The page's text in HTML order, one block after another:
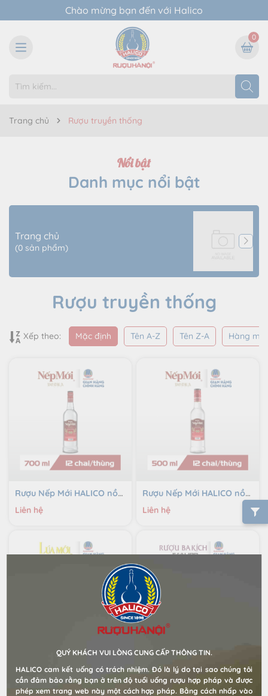
Chào mừng bạn đến với Halico
0
Trang chủ Rượu truyền thống
Nổi bật
Danh mục nổi bật
Trang chủ
(0 sản phẩm)
Rượu truyền thống
Xếp theo: Mặc định Tên A-Z Tên Z-A Hàng mới
Rượu Nếp Mới HALICO nồng độ 40% HALICO chai 700ml không kèm hộp
Liên hệ
Rượu Nếp Mới HALICO nồng độ 30% HALICO chai 500ml không kèm hộp
Liên hệ
Rượu Lúa Mới HALICO nồng độ 40% chai 700ml không kèm hộp
Liên hệ
Rượu Ba kích Sealion nồng độ 33% đóng chai thuỷ tinh 500ml không kèm hộp
Liên hệ
QUÝ KHÁCH VUI LÒNG CUNG CẤP THÔNG TIN.
HALICO cam kết uống có trách nhiệm. Đó là lý do tại sao chúng tôi
cần đảm bảo rằng bạn ở trên độ tuổi uống rượu hợp pháp và được
phép xem trang web này một cách hợp pháp. Bằng cách nhấp vào